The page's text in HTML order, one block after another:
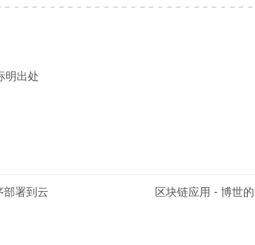
明出处
部署到云
区块链应用 - 博世